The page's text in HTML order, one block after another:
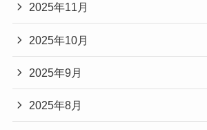
2025年11月
2025年10月
2025年9月
2025年8月